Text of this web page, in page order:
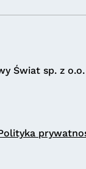
Świat sp. z o.o.